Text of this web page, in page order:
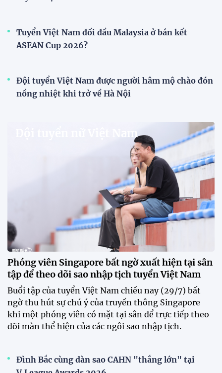
HLV Văn Sỹ Sơn tiếp tục được tin tưởng dẫn dắt
Sông Lam Nghệ An. Nhà cầm quân người xứ Nghệ
khẳng định ông nhận nhiệm vụ bằng "niềm tin và
khát vọng", đồng thời đặt nhiều kỳ vọng vào thế hệ
CLB Sông Lam Nghệ An chính thức có nhà tài trợ
mới
Tiền đạo Đình Bắc chốt tương lai sau tin đồn sang
Nhật Bản thi đấu
ĐKVĐ Cúp Quốc gia chiêu mộ sao trẻ của ĐT Việt
Nam
Đình Bắc cùng dàn sao CAHN "thắng lớn" tại